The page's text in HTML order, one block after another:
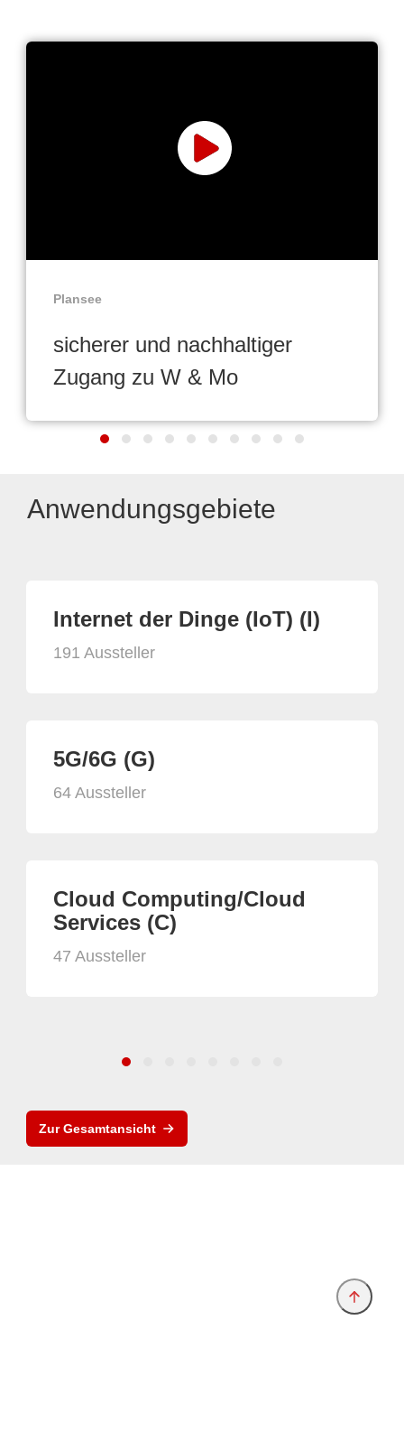
Plansee
sicherer und nachhaltiger
Zugang zu W & Mo
Anwendungsgebiete
Internet der Dinge (IoT) (I)
191 Aussteller
5G/6G (G)
64 Aussteller
Cloud Computing/Cloud
Services (C)
47 Aussteller
Zur Gesamtansicht